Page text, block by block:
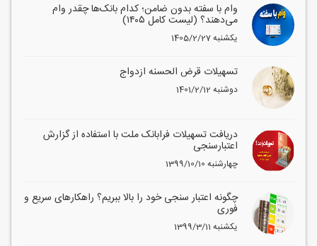
وام با سفته بدون ضامن؛ کدام بانک‌ها چقدر وام
می‌دهند؟ (لیست کامل ۱۴۰۵)
1405/2/27 یکشنبه
تسهیلات قرض الحسنه ازدواج
1401/2/12 دوشنبه
دریافت تسهیلات فرابانک ملت با استفاده از گزارش
اعتبارسنجی
1399/10/10 چهارشنبه
چگونه اعتبار سنجی خود را بالا ببریم؟ راهکارهای سریع و
فوری
1399/3/11 یکشنبه